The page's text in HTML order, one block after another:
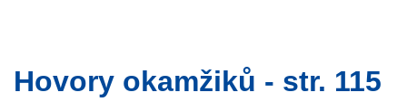
Hovory okamžiků - str. 115